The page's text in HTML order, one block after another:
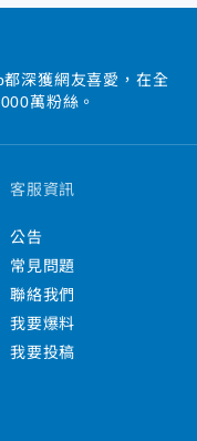
深獲網友喜愛，在全
萬粉絲。
客服資訊
公告
常見問題
聯絡我們
我要爆料
我要投稿